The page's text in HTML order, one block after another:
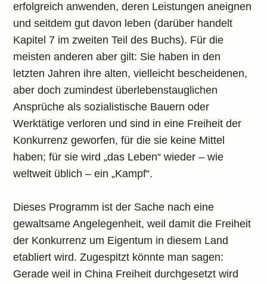
erfolgreich anwenden, deren Leistungen aneignen
und seitdem gut davon leben (darüber handelt
Kapitel 7 im zweiten Teil des Buchs). Für die
meisten anderen aber gilt: Sie haben in den
letzten Jahren ihre alten, vielleicht bescheidenen,
aber doch zumindest überlebenstauglichen
Ansprüche als sozialistische Bauern oder
Werktätige verloren und sind in eine Freiheit der
Konkurrenz geworfen, für die sie keine Mittel
haben; für sie wird „das Leben“ wieder – wie
weltweit üblich – ein „Kampf“.
Dieses Programm ist der Sache nach eine
gewaltsame Angelegenheit, weil damit die Freiheit
der Konkurrenz um Eigentum in diesem Land
etabliert wird. Zugespitzt könnte man sagen:
Gerade weil in China Freiheit durchgesetzt wird